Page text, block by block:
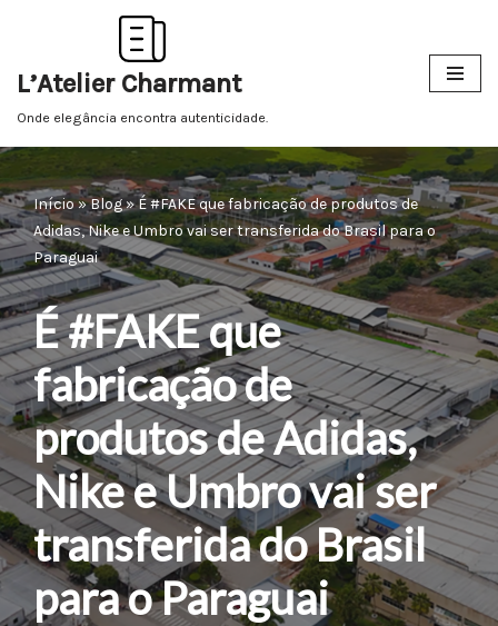
para
o
L’Atelier Charmant
Onde elegância encontra autenticidade.
Início»Blog»É #FAKE que fabricação de produtos de
Adidas, Nike e Umbro vai ser transferida do Brasil para o
Paraguai
É #FAKE que
fabricação de
produtos de Adidas,
Nike e Umbro vai ser
transferida do Brasil
para o Paraguai